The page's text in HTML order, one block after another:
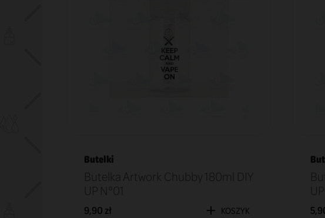
Butelki
Butelka Artwork Chubby 180ml DIY
UP N°01
9,90 zł KOSZYK
UP